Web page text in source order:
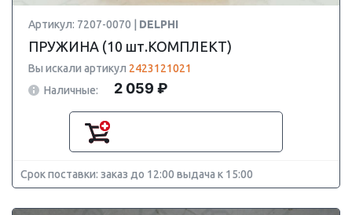
Артикул: 7207-0070 | DELPHI
ПРУЖИНА (10 шт.КОМПЛЕКТ)
Вы искали артикул 2423121021
Наличные:
2 059 ₽
Срок поставки: заказ до 12:00 выдача к 15:00